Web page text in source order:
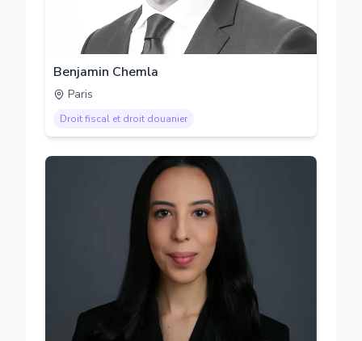
Benjamin Chemla
Paris
Droit fiscal et droit douanier